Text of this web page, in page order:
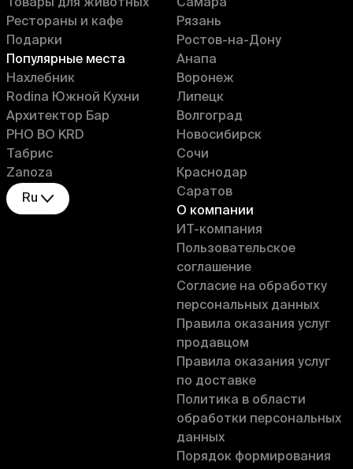
Товары для животных
Рестораны и кафе
Подарки
Популярные места
Нахлебник
Rodina Южной Кухни
Архитектор Бар
PHO BO KRD
Табрис
Zanoza
Ru
Самара
Рязань
Ростов-на-Дону
Анапа
Воронеж
Липецк
Волгоград
Новосибирск
Сочи
Краснодар
Саратов
О компании
ИT-компания
Пользовательское
соглашение
Согласие на обработку
персональных данных
Правила оказания услуг
продавцом
Правила оказания услуг
по доставке
Политика в области
обработки персональных
данных
Порядок формирования